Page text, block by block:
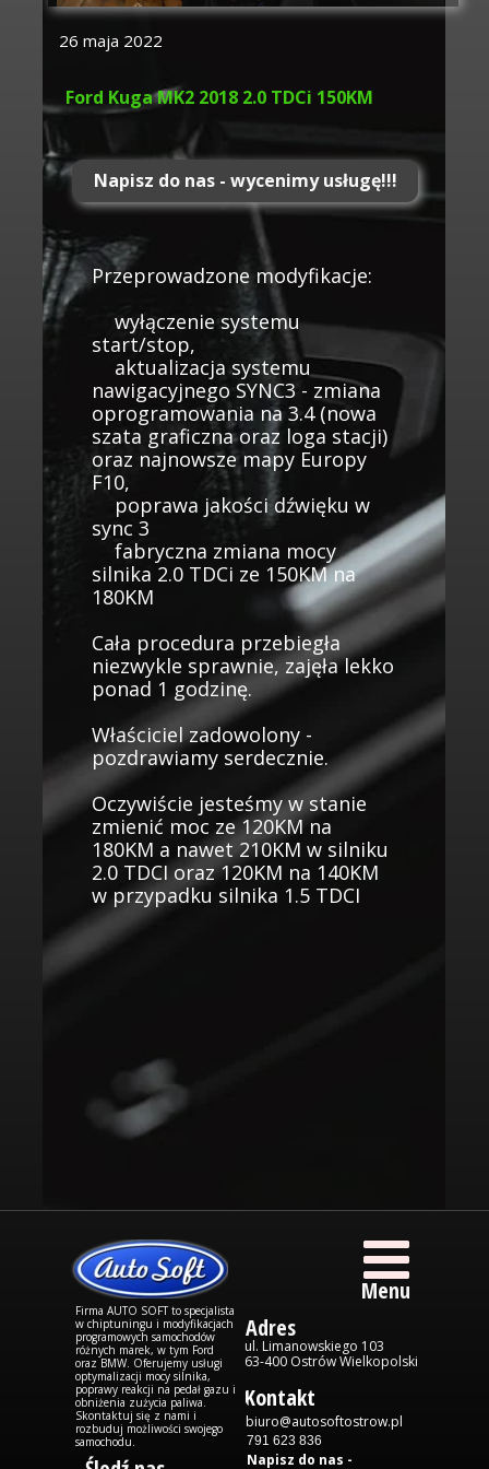
26 maja 2022
Przeprowadzone modyfikacje:
wyłączenie systemu
start/stop,
aktualizacja systemu
nawigacyjnego SYNC3 - zmiana
oprogramowania na 3.4 (nowa
szata graficzna oraz loga stacji)
oraz najnowsze mapy Europy
F10,
poprawa jakości dźwięku w
sync 3
fabryczna zmiana mocy
silnika 2.0 TDCi ze 150KM na
180KM
Cała procedura przebiegła
niezwykle sprawnie, zajęła lekko
ponad 1 godzinę.
Właściciel zadowolony -
pozdrawiamy serdecznie.
Oczywiście jesteśmy w stanie
zmienić moc ze 120KM na
180KM a nawet 210KM w silniku
2.0 TDCI oraz 120KM na 140KM
w przypadku silnika 1.5 TDCI
Kontakt
Napisz do nas -
Adres
Menu
Firma AUTO SOFT to specjalista
w chiptuningu i modyfikacjach
programowych samochodów
różnych marek, w tym Ford
oraz BMW. Oferujemy usługi
optymalizacji mocy silnika,
poprawy reakcji na pedał gazu i
obniżenia zużycia paliwa.
Skontaktuj się z nami i
rozbuduj możliwości swojego
samochodu.
biuro@autosoftostrow.pl
791 623 836
ul. Limanowskiego 103
63-400 Ostrów Wielkopolski
Napisz do nas - wycenimy usługę!!!
Ford Kuga MK2 2018 2.0 TDCi 150KM